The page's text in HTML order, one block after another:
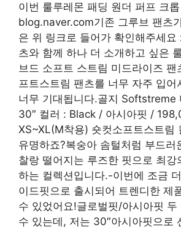
이번 룰루레몬 패딩 원더 퍼프 크
blog.naver.com기존 그루브 팬츠
은 위 링크로 들어가 확인해주세요
츠와 함께 하나 더 소개하고 싶은
브드 소프트 스트림 미드라이즈 팬
프트스트림 팬츠를 너무 자주 입어
너무 기대됩니다.골지 Softstreme
30″ 컬러 : Black / 아시아핏 /
XS~XL(M착용) 숏컷소프트스트림
유명하죠?복숭아 솜털처럼 부드러
찰랑 떨어지는 루즈한 핏으로 최강
하는 컬렉션입니다.-이번에 조금
이드핏으로 출시되어 트렌디한 제
수 있었어요!글로벌핏/아시아핏 두
수 있는데, 저는 30″아시아핏으로